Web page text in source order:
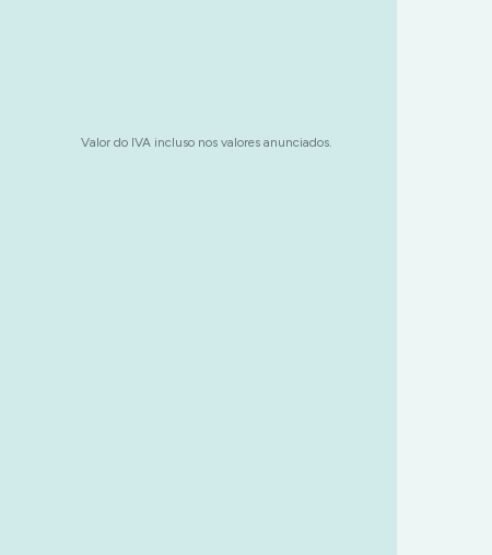
Valor do IVA incluso nos valores anunciados.